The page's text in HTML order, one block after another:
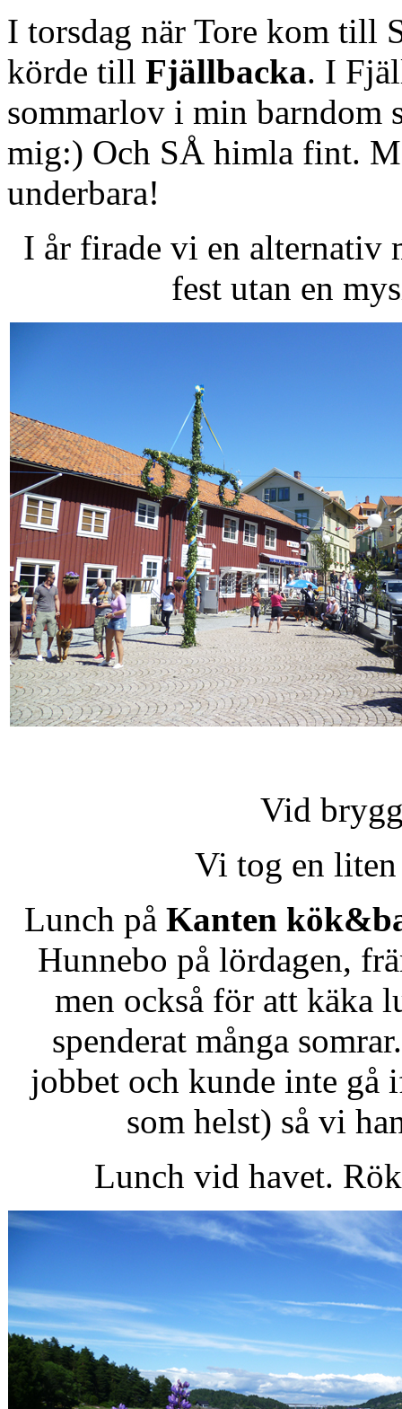
I torsdag när Tore kom till
körde till Fjällbacka. I
sommarlov i min barndom
mig:) Och SÅ himla fint.
underbara!
I år firade vi en alternativ
fest utan en
Vid
Vi tog en
Lunch på Kanten
Hunnebo på lördagen,
men också för att käka
spenderat många
jobbet och kunde inte gå
som helst) så vi
Lunch vid havet.